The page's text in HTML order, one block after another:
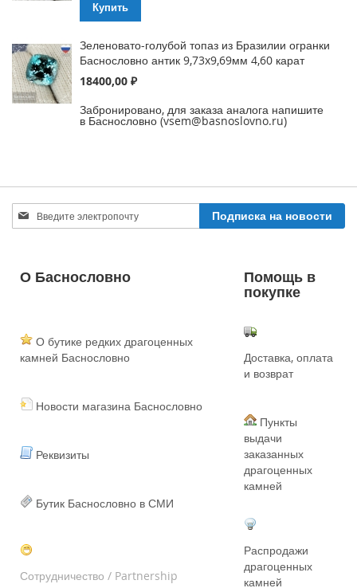
Купить
Зеленовато-голубой топаз из Бразилии огранки
Баснословно антик 9,73x9,69мм 4,60 карат
18400,00 ₽
Забронировано, для заказа аналога напишите
в Баснословно (vsem@basnoslovno.ru)
Sign
Up
Newsletter:
Подписка на новости
О Баснословно Помощь в
покупке
О бутике редких драгоценных
камней Баснословно
Новости магазина Баснословно
Реквизиты
Бутик Баснословно в СМИ
Сотрудничество / Partnership
Доставка, оплата
и возврат
Пункты
выдачи
заказанных
драгоценных
камней
Распродажи
драгоценных
камней